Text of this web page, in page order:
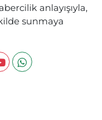
anlayışıyla,
sunmaya